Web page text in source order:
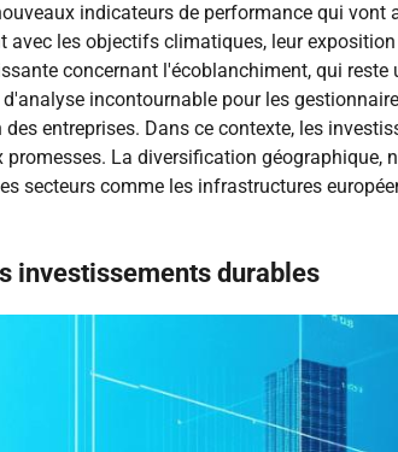
indicateurs de performance qui
les objectifs climatiques, leur
concernant l'écoblanchiment, qui
incontournable pour les
entreprises. Dans ce contexte, les
La diversification géographique,
secteurs comme les infrastructures
investissements durables